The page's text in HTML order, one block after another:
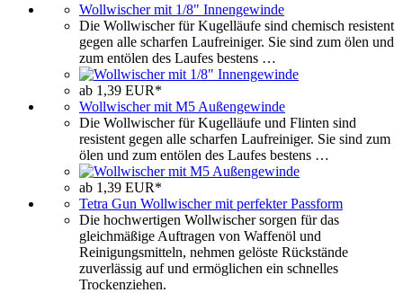
Wollwischer mit 1/8" Innengewinde
Die Wollwischer für Kugelläufe sind chemisch resistent
gegen alle scharfen Laufreiniger. Sie sind zum ölen und
zum entölen des Laufes bestens …
ab 1,39 EUR*
Wollwischer mit M5 Außengewinde
Die Wollwischer für Kugelläufe und Flinten sind
resistent gegen alle scharfen Laufreiniger. Sie sind zum
ölen und zum entölen des Laufes bestens …
ab 1,39 EUR*
Tetra Gun Wollwischer mit perfekter Passform
Die hochwertigen Wollwischer sorgen für das
gleichmäßige Auftragen von Waffenöl und
Reinigungsmitteln, nehmen gelöste Rückstände
zuverlässig auf und ermöglichen ein schnelles
Trockenziehen.